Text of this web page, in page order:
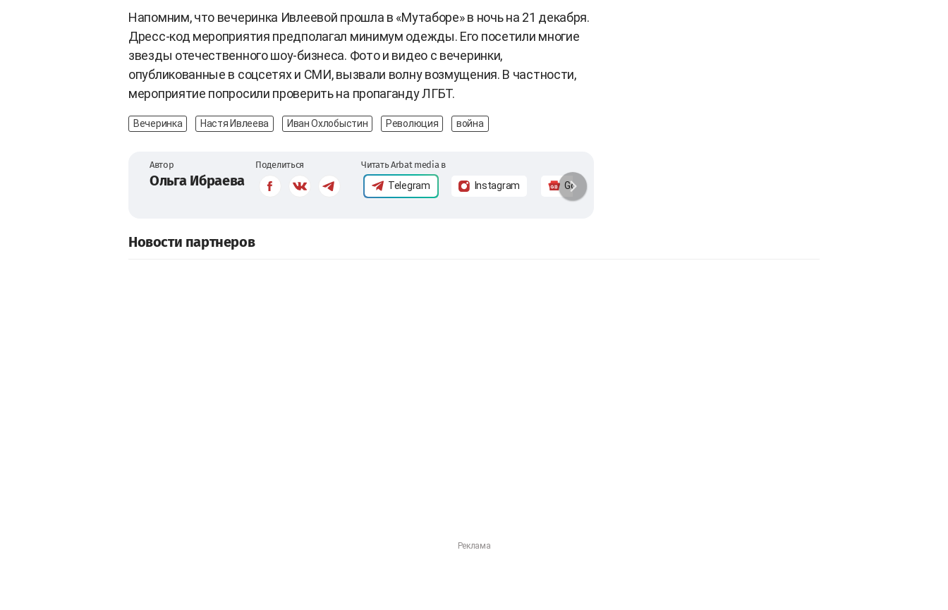
Напомним, что вечеринка Ивлеевой прошла в «Мутаборе» в ночь на 21 декабря.
Дресс-код мероприятия предполагал минимум одежды. Его посетили многие
звезды отечественного шоу-бизнеса. Фото и видео с вечеринки,
опубликованные в соцсетях и СМИ, вызвали волну возмущения. В частности,
мероприятие попросили проверить на пропаганду ЛГБТ.
Вечеринка Настя Ивлеева Иван Охлобыстин Революция война
Автор
Ольга Ибраева
Поделиться Читать Arbat media в
Telegram Instagram Google News
Новости партнеров